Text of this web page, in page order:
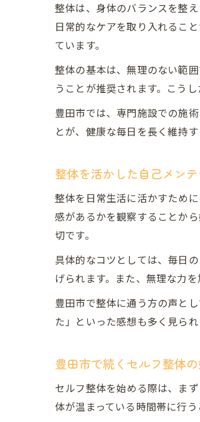
整体は、身体のバランスを整
日常的なケアを取り入れるこ
ています。
整体の基本は、無理のない範
うことが推奨されます。こう
豊田市では、専門施設での施
とが、健康な毎日を長く維持す
整体を活かした自己メン
整体を日常生活に活かすため
感があるかを観察することか
切です。
具体的なコツとしては、毎日
げられます。また、無理な力
豊田市で整体に通う方の声と
た」といった感想も多く見ら
豊田市で続くセルフ整体
セルフ整体を始める際は、ま
体が温まっている時間帯に行